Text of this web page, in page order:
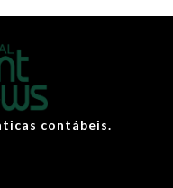
contábeis.